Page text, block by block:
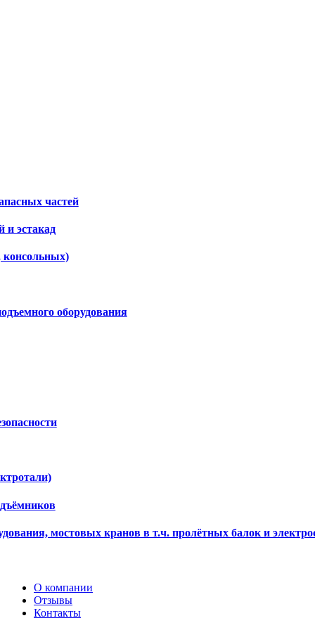
частей
и эстакад
консольных)
оборудования
мостовых кранов в т.ч. пролётных балок и
О компании
Отзывы
Контакты